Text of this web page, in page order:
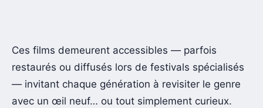
Ces films demeurent accessibles — parfois
restaurés ou diffusés lors de festivals spécialisés
— invitant chaque génération à revisiter le genre
avec un œil neuf… ou tout simplement curieux.